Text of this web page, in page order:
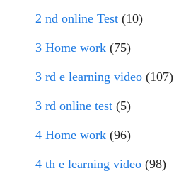
2 nd online Test (10)
3 Home work (75)
3 rd e learning video (107)
3 rd online test (5)
4 Home work (96)
4 th e learning video (98)